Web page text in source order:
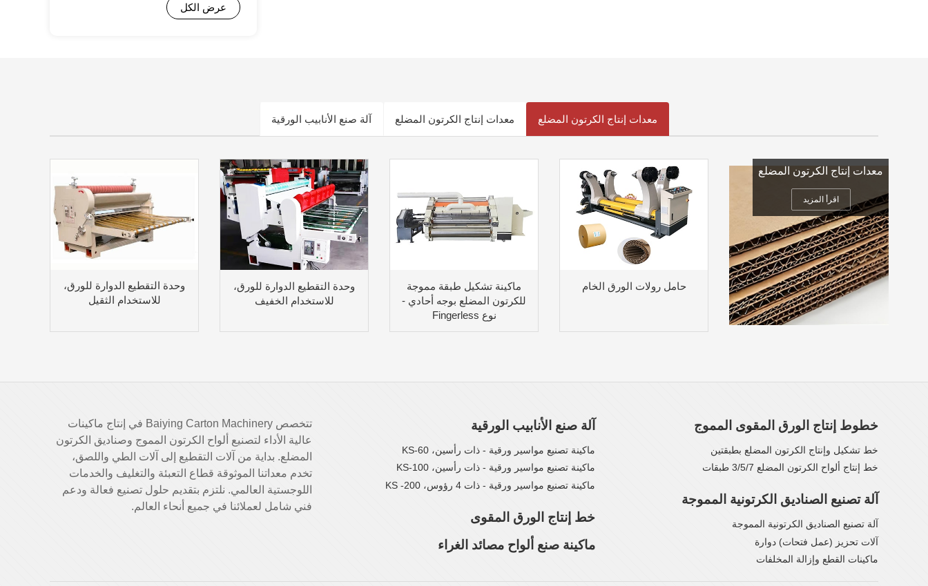
عرض الكل
معدات إنتاج الكرتون المضلع معدات إنتاج الكرتون المضلع آلة صنع الأنابيب الورقية
معدات إنتاج الكرتون المضلع
اقرأ المزيد
حامل رولات الورق الخام
ماكينة تشكيل طبقة مموجة
للكرتون المضلع بوجه أحادي -
نوع Fingerless
وحدة التقطيع الدوارة للورق،
للاستخدام الخفيف
وحدة التقطيع الدوارة للورق،
للاستخدام الثقيل
خطوط إنتاج الورق المقوى المموج
خط تشكيل وإنتاج الكرتون المضلع بطبقتين
خط إنتاج ألواح الكرتون المضلع 3/5/7 طبقات
آلة تصنيع الصناديق الكرتونية المموجة
آلة تصنيع الصناديق الكرتونية المموجة
آلات تحزيز (عمل فتحات) دوارة
ماكينات القطع وإزالة المخلفات
آلة صنع الأنابيب الورقية
ماكينة تصنيع مواسير ورقية - ذات رأسين، KS-60
ماكينة تصنيع مواسير ورقية - ذات رأسين، KS-100
ماكينة تصنيع مواسير ورقية - ذات 4 رؤوس، KS -200
خط إنتاج الورق المقوى
ماكينة صنع ألواح مصائد الغراء
تتخصص Baiying Carton Machinery في إنتاج ماكينات
عالية الأداء لتصنيع ألواح الكرتون المموج وصناديق الكرتون
المضلع. بداية من آلات التقطيع إلى آلات الطي واللصق،
تخدم معداتنا الموثوقة قطاع التعبئة والتغليف والخدمات
اللوجستية العالمي. نلتزم بتقديم حلول تصنيع فعالة ودعم
فني شامل لعملائنا في جميع أنحاء العالم.